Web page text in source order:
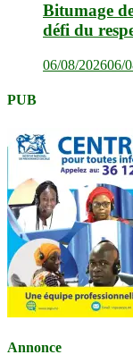
Bitumage
défi du
06/08/202606/
PUB
Annonce